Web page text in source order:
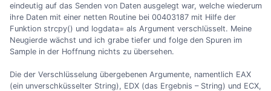
eindeutig auf das Senden von Daten ausgelegt war, welche wiederum
ihre Daten mit einer netten Routine bei 00403187 mit Hilfe der
Funktion strcpy() und logdata= als Argument verschlüsselt. Meine
Neugierde wächst und ich grabe tiefer und folge den Spuren im
Sample in der Hoffnung nichts zu übersehen.
Die der Verschlüsselung übergebenen Argumente, namentlich EAX
(ein unverschküsselter String), EDX (das Ergebnis – String) und ECX,